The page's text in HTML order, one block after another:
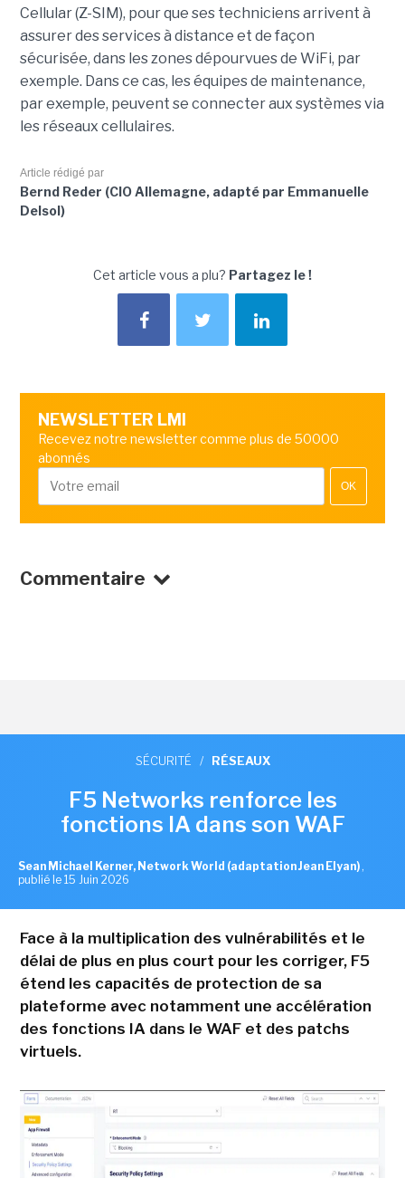
Cellular (Z-SIM), pour que ses techniciens arrivent à
assurer des services à distance et de façon
sécurisée, dans les zones dépourvues de WiFi, par
exemple. Dans ce cas, les équipes de maintenance,
par exemple, peuvent se connecter aux systèmes via
les réseaux cellulaires.
Article rédigé par
Bernd Reder (CIO Allemagne, adapté par Emmanuelle
Delsol)
Cet article vous a plu? Partagez le !
NEWSLETTER LMI
Recevez notre newsletter comme plus de 50000
abonnés
OK
Commentaire
SÉCURITÉ / RÉSEAUX
F5 Networks renforce les
fonctions IA dans son WAF
Sean Michael Kerner, Network World (adaptation Jean Elyan) ,
publié le 15 Juin 2026
Face à la multiplication des vulnérabilités et le
délai de plus en plus court pour les corriger, F5
étend les capacités de protection de sa
plateforme avec notamment une accélération
des fonctions IA dans le WAF et des patchs
virtuels.